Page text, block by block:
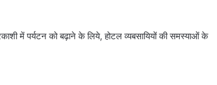
में पर्यटन को बढ़ाने के लिये, होटल व्यबसायियों की समस्याओं के